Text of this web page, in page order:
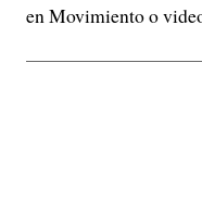
en Movimiento o